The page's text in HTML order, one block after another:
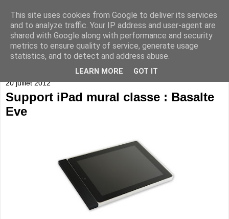
20 juillet 2012
Support iPad mural classe : Basalte
Eve
This site uses cookies from Google to deliver its services
and to analyze traffic. Your IP address and user-agent are
shared with Google along with performance and security
metrics to ensure quality of service, generate usage
statistics, and to detect and address abuse.
LEARN MORE GOT IT